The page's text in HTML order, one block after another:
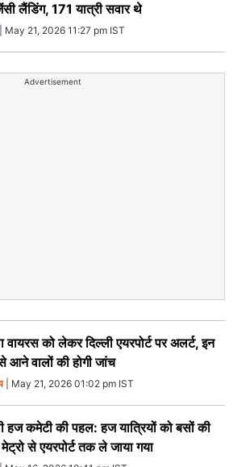
लैंडिंग, 171 यात्री सवार थे
May 21, 2026 11:27 pm IST
Advertisement
वायरस को लेकर दिल्ली एयरपोर्ट पर अलर्ट, इन
आने वालों की होगी जांच
| May 21, 2026 01:02 pm IST
हज कमेटी की पहल: हज यात्रियों को बसों की
से एयरपोर्ट तक ले जाया गया